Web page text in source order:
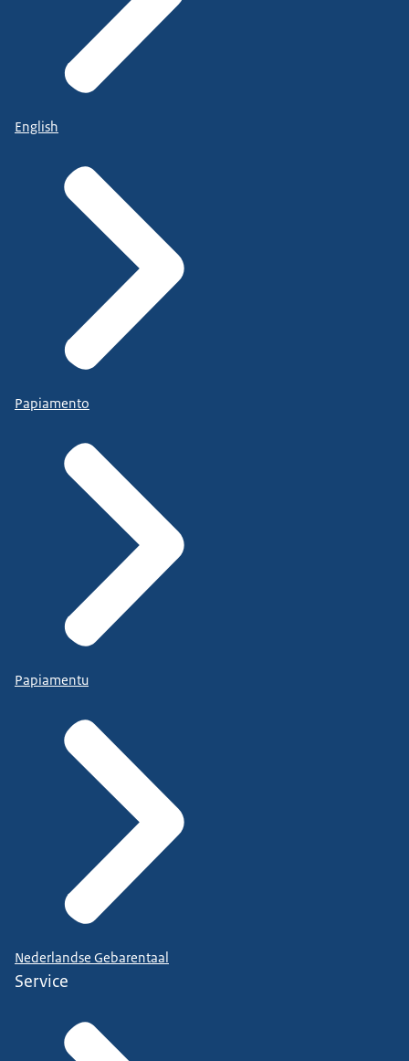
English
Papiamento
Papiamentu
Nederlandse Gebarentaal
Service